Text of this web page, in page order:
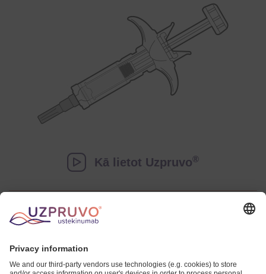
Kā lietot Uzpruvo®
Uzpruvo